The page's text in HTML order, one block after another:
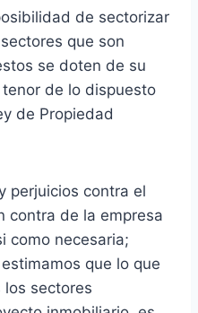
de sectorizar
que son
se doten de su
de lo dispuesto
de Propiedad
perjuicios contra el
contra de la empresa
como necesaria;
que lo que
los sectores